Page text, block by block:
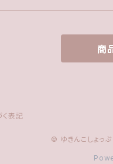
商
表記
© ゆきんこしょっ